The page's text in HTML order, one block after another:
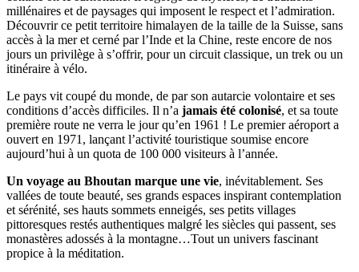
millénaires et de paysages qui imposent le respect et l’admiration.
Découvrir ce petit territoire himalayen de la taille de la Suisse, sans
accès à la mer et cerné par l’Inde et la Chine, reste encore de nos
jours un privilège à s’offrir, pour un circuit classique, un trek ou un
itinéraire à vélo.
Le pays vit coupé du monde, de par son autarcie volontaire et ses
conditions d’accès difficiles. Il n’a jamais été colonisé, et sa toute
première route ne verra le jour qu’en 1961 ! Le premier aéroport a
ouvert en 1971, lançant l’activité touristique soumise encore
aujourd’hui à un quota de 100 000 visiteurs à l’année.
Un voyage au Bhoutan marque une vie, inévitablement. Ses
vallées de toute beauté, ses grands espaces inspirant contemplation
et sérénité, ses hauts sommets enneigés, ses petits villages
pittoresques restés authentiques malgré les siècles qui passent, ses
monastères adossés à la montagne…Tout un univers fascinant
propice à la méditation.